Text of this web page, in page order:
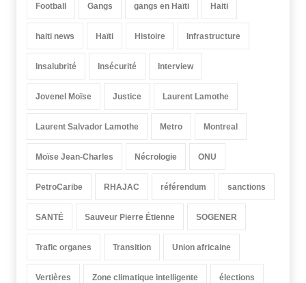
Football Gangs gangs en Haïti Haiti
haiti news Haïti Histoire Infrastructure
Insalubrité Insécurité Interview
Jovenel Moïse Justice Laurent Lamothe
Laurent Salvador Lamothe Metro Montreal
Moïse Jean-Charles Nécrologie ONU
PetroCaribe RHAJAC référendum sanctions
SANTÉ Sauveur Pierre Étienne SOGENER
Trafic organes Transition Union africaine
Vertières Zone climatique intelligente élections